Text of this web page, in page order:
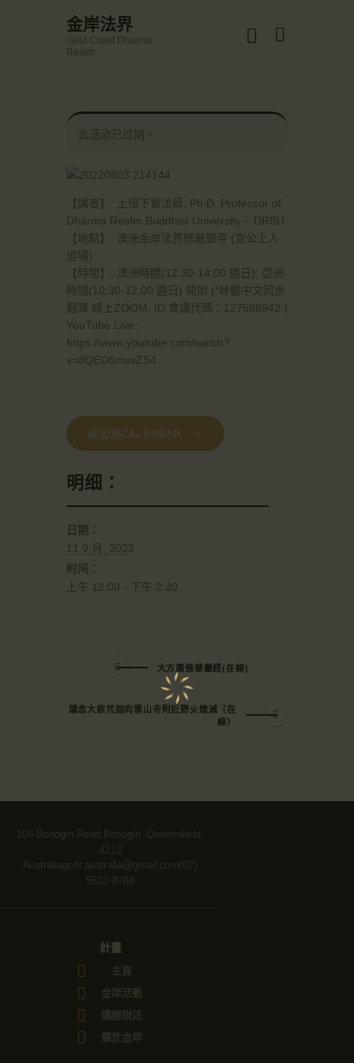
金岸法界
Gold Coast Dharma
Realm
主頁
講經說法
關於金岸
宣化上人
文章匯總
教育培德
聯繫我們
登录|LOGIN
此活动已过期。
【講者】: 上恆下實法師, Ph.D. Professor of
Dharma Realm Buddhist University – DRBU
【地點】: 澳洲金岸法界楞嚴聖寺 (宣公上人
道場)
【時間】: 澳洲時間(12:30-14:00 週日); 亞洲
時間(10:30-12:00 週日) 開始 (*聆聽中文同步
翻譯 請上ZOOM. ID 會議代碼：127598942.​)
YouTube Live:
https://www.youtube.com/watch?
v=8QEO5mvsZS4
添加到CALENDAR
明细：
日期：
11 9 月, 2022
时间：
上午 12:00 - 下午 2:30
大方廣佛華嚴經(在線)
誦念大悲咒迴向雪山寺附近野火熄滅（在
線）
106 Bonogin Road,Bonogin, Queensland,
4213
Australiagcdr.australia@gmail.com(07)
5522-8788
計畫
主頁
金岸活動
講經說法
關於金岸
☀️法宴：華嚴經入法界品第三十九 ☀️
🙏講者：上恆下實法師 (Rev. Heng Sure)
⏰California Time
09:30 - 11:00pm Every Sat
👉Zoom Link 链接：
👉Meeting ID 会议号：84914586289
一、請以【全名+所在地】方式加入會議。